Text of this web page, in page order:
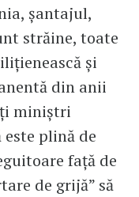
șantajul,
străine, toate
și
din anii
miniștri
plină de
față de
de grijă” să